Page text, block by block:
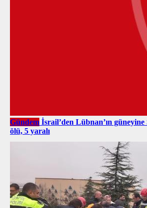
Gündem İsrail’den Lübnan’ın güneyine
ölü, 5 yaralı